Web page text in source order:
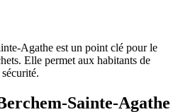
Agathe est un point clé pour le
Elle permet aux habitants de
Sainte-Agathe